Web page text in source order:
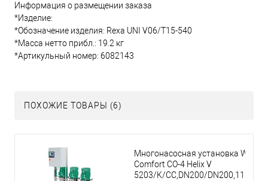
Информация о размещении заказа
*Изделие:
*Обозначение изделия: Rexa UNI V06/T15-540
*Масса нетто прибл.: 19.2 кг
*Артикульный номер: 6082143
ПОХОЖИЕ ТОВАРЫ (6)
Многонасосная установка Wilo
Comfort CO-4 Helix V
5203/K/CC,DN200/DN200,11kW